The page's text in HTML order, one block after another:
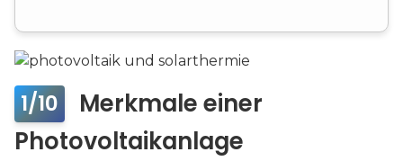
1/10
Merkmale einer
Photovoltaikanlage